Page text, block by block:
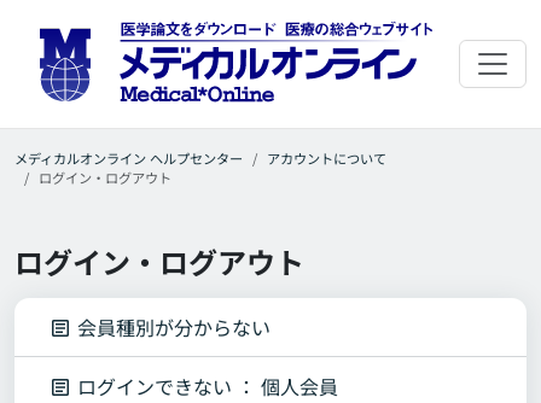
メディカルオンライン ヘルプセンター
アカウントについて
ログイン・ログアウト
ログイン・ログアウト
会員種別が分からない
ログインできない ： 個人会員